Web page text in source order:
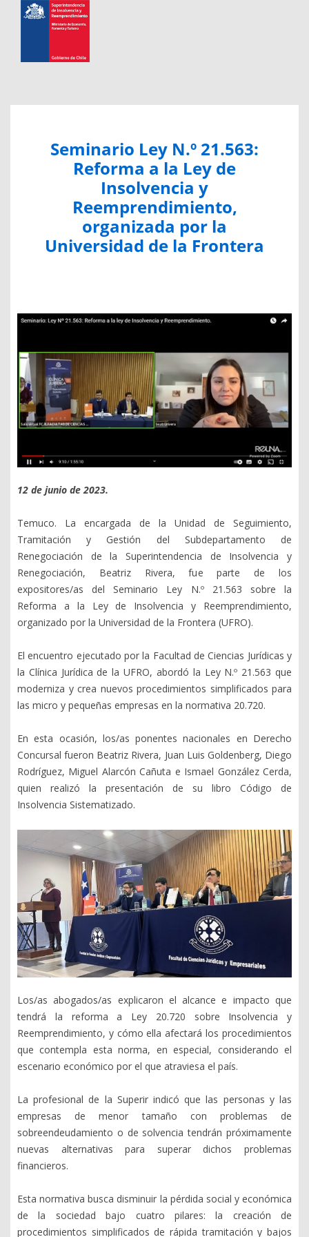
Seminario Ley N.º 21.563:
Reforma a la Ley de
Insolvencia y
Reemprendimiento,
organizada por la
Universidad de la Frontera
12 de junio de 2023.
Temuco. La encargada de la Unidad de Seguimiento,
Tramitación y Gestión del Subdepartamento de
Renegociación de la Superintendencia de Insolvencia y
Renegociación, Beatriz Rivera, fue parte de los
expositores/as del Seminario Ley N.º 21.563 sobre la
Reforma a la Ley de Insolvencia y Reemprendimiento,
organizado por la Universidad de la Frontera (UFRO).
El encuentro ejecutado por la Facultad de Ciencias Jurídicas y
la Clínica Jurídica de la UFRO, abordó la Ley N.º 21.563 que
moderniza y crea nuevos procedimientos simplificados para
las micro y pequeñas empresas en la normativa 20.720.
En esta ocasión, los/as ponentes nacionales en Derecho
Concursal fueron Beatriz Rivera, Juan Luis Goldenberg, Diego
Rodríguez, Miguel Alarcón Cañuta e Ismael González Cerda,
quien realizó la presentación de su libro Código de
Insolvencia Sistematizado.
Los/as abogados/as explicaron el alcance e impacto que
tendrá la reforma a Ley 20.720 sobre Insolvencia y
Reemprendimiento, y cómo ella afectará los procedimientos
que contempla esta norma, en especial, considerando el
escenario económico por el que atraviesa el país.
La profesional de la Superir indicó que las personas y las
empresas de menor tamaño con problemas de
sobreendeudamiento o de solvencia tendrán próximamente
nuevas alternativas para superar dichos problemas
financieros.
Esta normativa busca disminuir la pérdida social y económica
de la sociedad bajo cuatro pilares: la creación de
procedimientos simplificados de rápida tramitación y bajos